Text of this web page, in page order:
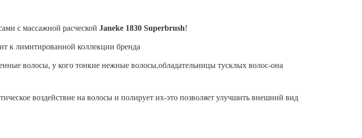
с массажной расческой Janeke 1830 Superbrush!
к лимитированной коллекции бренда
волосы, у кого тонкие нежные волосы,обладательницы тусклых волос-она
воздействие на волосы и полирует их-это позволяет улучшить внешний вид